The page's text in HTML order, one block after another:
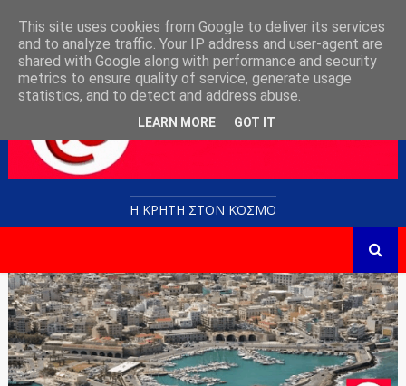
Η ΚΡΗΤΗ ΣΤΟN KOΣΜΟ
This site uses cookies from Google to deliver its services
and to analyze traffic. Your IP address and user-agent are
shared with Google along with performance and security
metrics to ensure quality of service, generate usage
statistics, and to detect and address abuse.
LEARN MORE GOT IT